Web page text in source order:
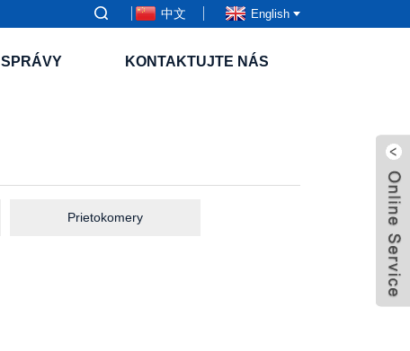
中文 English
SPRÁVY KONTAKTUJTE NÁS
Prietokomery